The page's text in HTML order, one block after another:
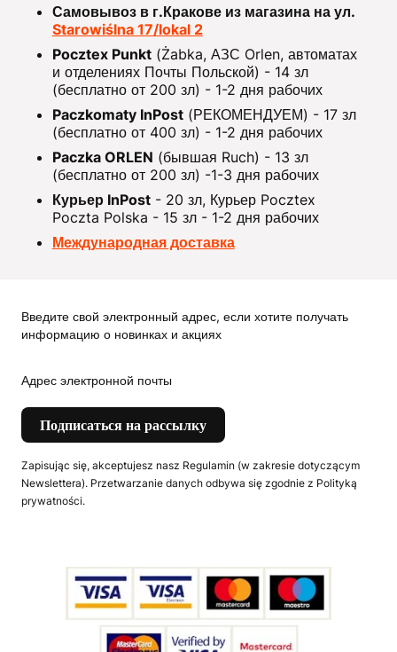
Самовывоз в г.Кракове из магазина на ул.
Starowiślna 17/lokal 2
Pocztex Punkt(Żabka, АЗС Orlen, автоматах
и отделениях Почты Польской) - 14 зл
(бесплатно от 200 зл) - 1-2 дня рабочих
Paczkomaty InPost(РЕКОМЕНДУЕМ) - 17 зл
(бесплатно от 400 зл) - 1-2 дня рабочих
Paczka ORLEN (бывшая Ruch) - 13 зл
(бесплатно от 200 зл) -1-3 дня рабочих
Курьер InPost- 20 зл, Курьер Pocztex
Poczta Polska - 15 зл - 1-2 дня рабочих
Международная доставка
Введите свой электронный адрес, если хотите получать
информацию о новинках и акциях
Адрес электронной почты
Подписаться на рассылку
Zapisując się, akceptujesz nasz Regulamin (w zakresie dotyczącym
Newslettera). Przetwarzanie danych odbywa się zgodnie z Polityką
prywatności.